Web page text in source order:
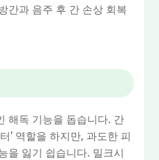
간과 음주 후 간 손상 회복
해독 기능을 돕습니다. 간
’ 역할을 하지만, 과도한 피
을 잃기 쉽습니다. 밀크시